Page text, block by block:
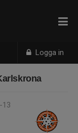
Logga in
13